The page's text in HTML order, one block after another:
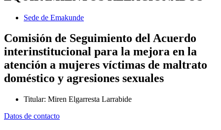
Sede de Emakunde
Comisión de Seguimiento del Acuerdo
interinstitucional para la mejora en la
atención a mujeres víctimas de maltrato
doméstico y agresiones sexuales
Titular: Miren Elgarresta Larrabide
Datos de contacto